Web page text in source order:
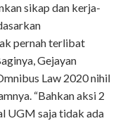
sikap dan kerja-
pernah terlibat
Gejayan
Law 2020 nihil
“Bahkan aksi 2
UGM saja tidak ada